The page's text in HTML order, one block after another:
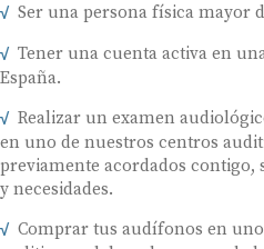
Ser una persona física mayor
Tener una cuenta activa en
España.
Realizar un examen
en uno de nuestros centros
previamente acordados contigo,
y necesidades.
Comprar tus audífonos en